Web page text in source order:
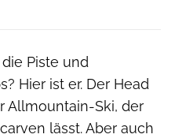
Piste und
Hier ist er. Der Head
Allmountain-Ski, der
lässt. Aber auch